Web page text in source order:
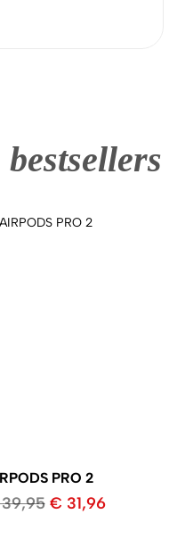
bestsellers
PRO 2
€ 31,96